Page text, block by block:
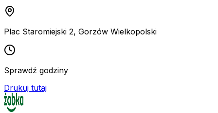
Plac Staromiejski 2, Gorzów Wielkopolski
Sprawdź godziny
Drukuj tutaj